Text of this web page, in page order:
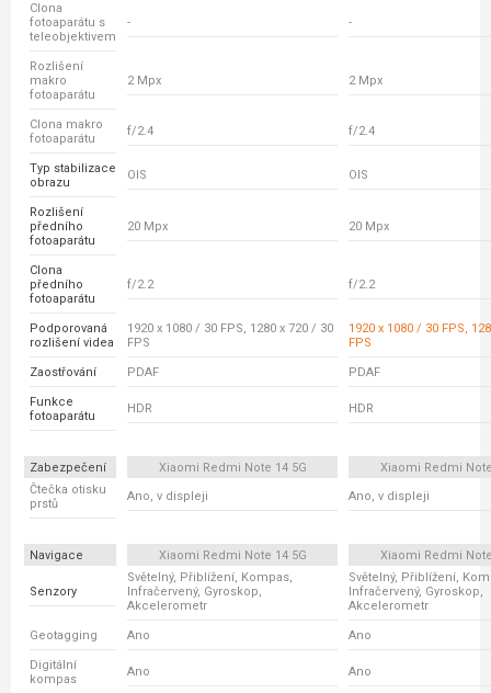
Clona
fotoaparátu s
teleobjektivem
- -
Rozlišení
makro
fotoaparátu
2 Mpx 2 Mpx
Clona makro
fotoaparátu
f/2.4 f/2.4
Typ stabilizace
obrazu
OIS OIS
Rozlišení
předního
fotoaparátu
20 Mpx 20 Mpx
Clona
předního
fotoaparátu
f/2.2 f/2.2
Podporovaná
rozlišení videa
1920 x 1080 / 30 FPS, 1280 x 720 / 30
FPS
1920 x 1080 / 30 FPS,
FPS
Zaostřování PDAF PDAF
Funkce
fotoaparátu
HDR HDR
Zabezpečení Xiaomi Redmi Note 14 5G
Xiaomi Redmi
Čtečka otisku
prstů
Ano, v displeji Ano, v displeji
Navigace Xiaomi Redmi Note 14 5G Xiaomi Redmi
Senzory
Světelný, Přiblížení, Kompas,
Infračervený, Gyroskop,
Akcelerometr
Světelný, Přiblížení,
Infračervený, Gyroskop,
Akcelerometr
Geotagging Ano Ano
Digitální
kompas
Ano Ano